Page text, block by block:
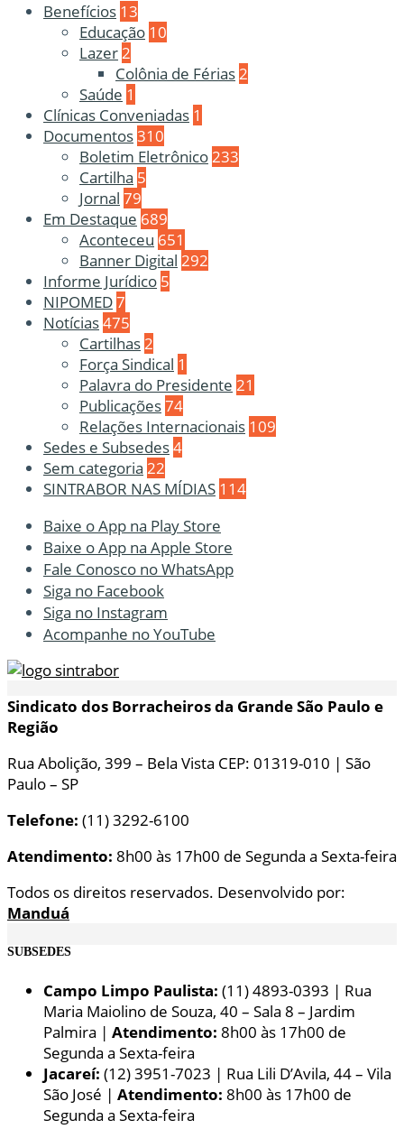
Benefícios 13
Educação 10
Lazer2
Colônia de Férias2
Saúde 1
Clínicas Conveniadas 1
Documentos310
Boletim Eletrônico233
Cartilha 5
Jornal 79
Em Destaque 689
Aconteceu 651
Banner Digital 292
Informe Jurídico 5
NIPOMED7
Notícias475
Cartilhas2
Força Sindical 1
Palavra do Presidente 21
Publicações74
Relações Internacionais 109
Sedes e Subsedes4
Sem categoria 22
SINTRABOR NAS MÍDIAS 114
Baixe o App na Play Store
Baixe o App na Apple Store
Fale Conosco no WhatsApp
Siga no Facebook
Siga no Instagram
Acompanhe no YouTube
Sindicato dos Borracheiros da Grande São Paulo e
Região
Rua Abolição, 399 – Bela Vista CEP: 01319-010 | São
Paulo – SP
Telefone: (11) 3292-6100
Atendimento: 8h00 às 17h00 de Segunda a Sexta-feira
Todos os direitos reservados. Desenvolvido por:
Manduá
SUBSEDES
Campo Limpo Paulista: (11) 4893-0393 | Rua
Maria Maiolino de Souza, 40 – Sala 8 – Jardim
Palmira | Atendimento: 8h00 às 17h00 de
Segunda a Sexta-feira
Jacareí: (12) 3951-7023 | Rua Lili D’Avila, 44 – Vila
São José | Atendimento: 8h00 às 17h00 de
Segunda a Sexta-feira